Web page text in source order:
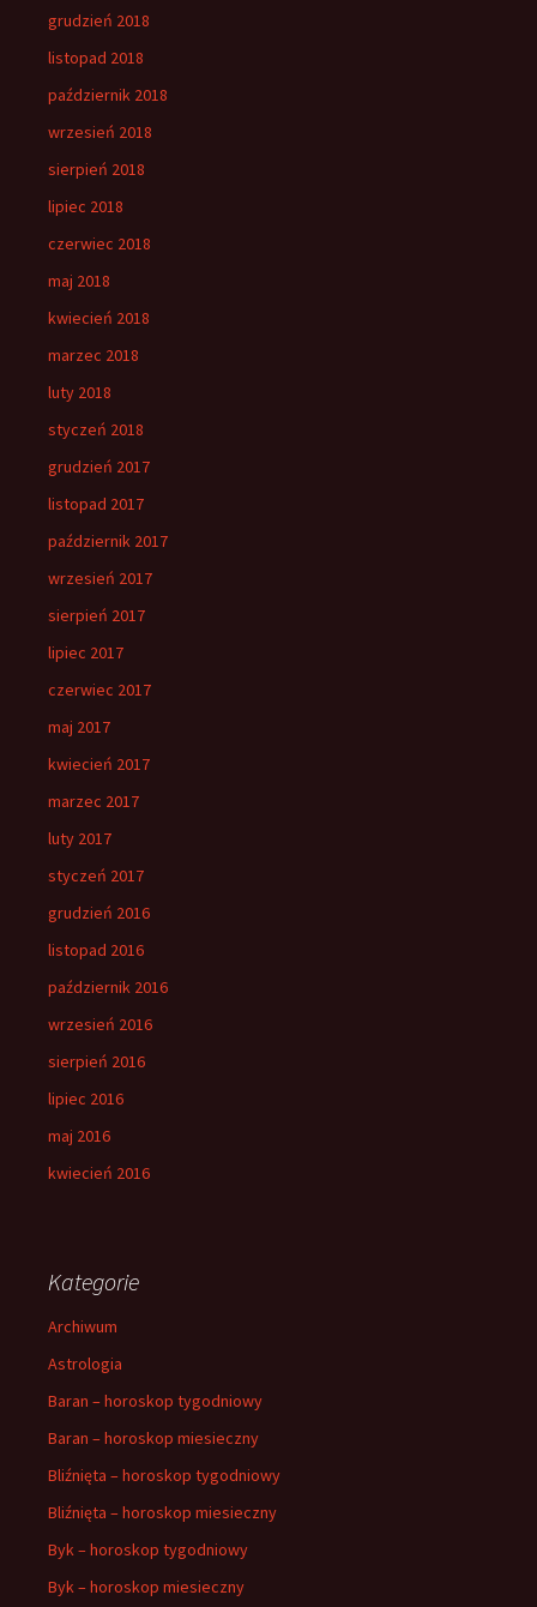
grudzień 2018
listopad 2018
październik 2018
wrzesień 2018
sierpień 2018
lipiec 2018
czerwiec 2018
maj 2018
kwiecień 2018
marzec 2018
luty 2018
styczeń 2018
grudzień 2017
listopad 2017
październik 2017
wrzesień 2017
sierpień 2017
lipiec 2017
czerwiec 2017
maj 2017
kwiecień 2017
marzec 2017
luty 2017
styczeń 2017
grudzień 2016
listopad 2016
październik 2016
wrzesień 2016
sierpień 2016
lipiec 2016
maj 2016
kwiecień 2016
Kategorie
Archiwum
Astrologia
Baran – horoskop tygodniowy
Baran – horoskop miesieczny
Bliźnięta – horoskop tygodniowy
Bliźnięta – horoskop miesieczny
Byk – horoskop tygodniowy
Byk – horoskop miesieczny